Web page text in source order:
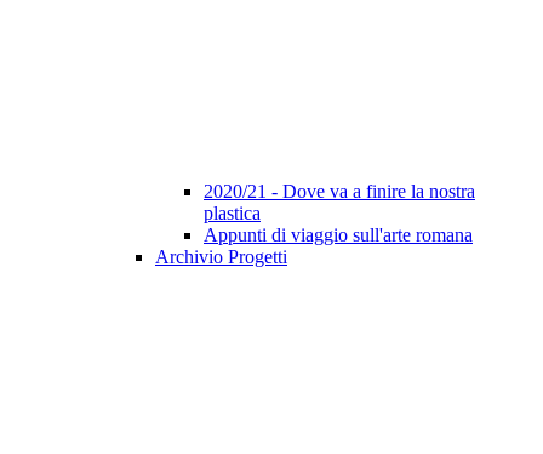
2020/21 - Dove va a finire la nostra
plastica
Appunti di viaggio sull'arte romana
Archivio Progetti